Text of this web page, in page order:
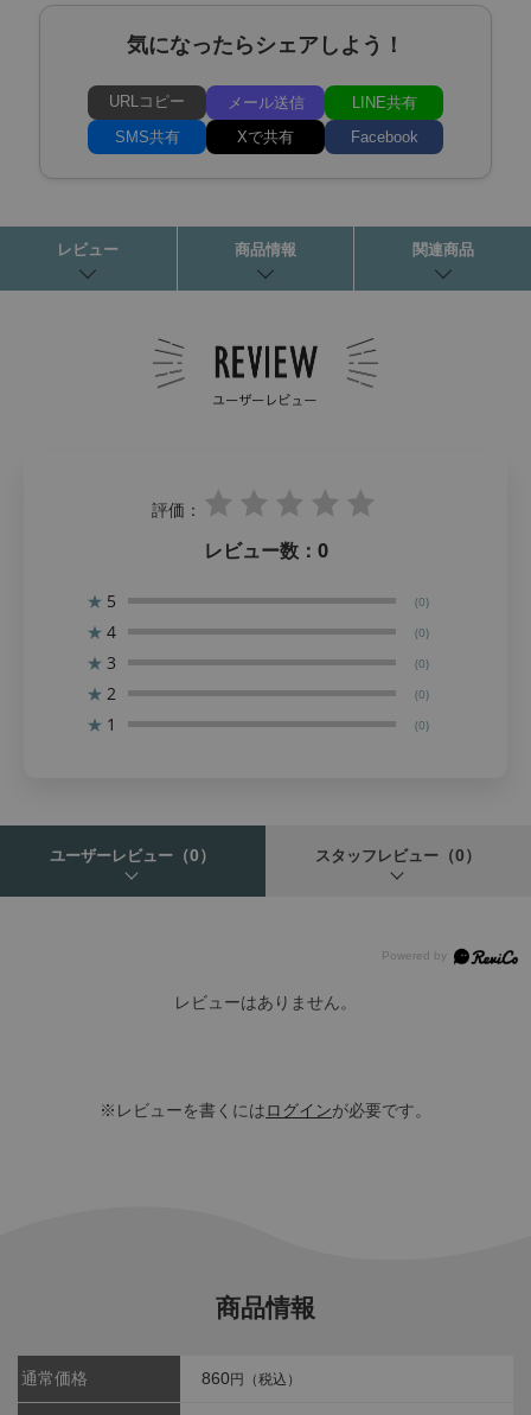
気になったらシェアしよう！
URLコピー メール送信
LINE共有
SMS共有
Xで共有 Facebook
レビュー 商品情報 関連商品
評価：
レビュー数： 0
★ 5 (0)
★ 4 (0)
★ 3 (0)
★ 2 (0)
★ 1 (0)
ユーザーレビュー （0） スタッフレビュー （0）
レビューはありません。
※レビューを書くにはログインが必要です。
商品情報
通常価格 860円（税込）